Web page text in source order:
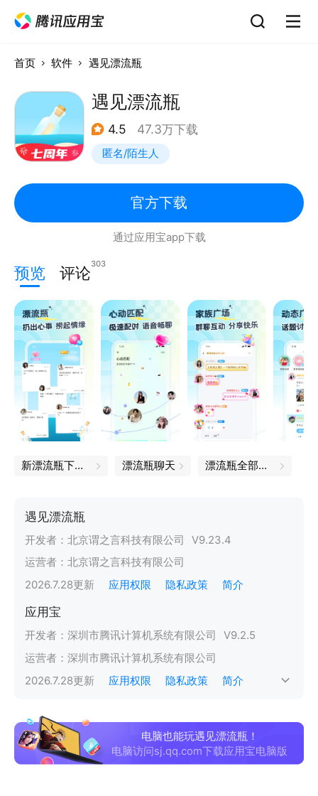
首页 软件 遇见漂流瓶
遇见漂流瓶
4.5 47.3万下载
匿名/陌生人
官方下载
通过应用宝app下载
预览 评论303
新漂流瓶下载安装 漂流瓶聊天 漂流瓶全部软件
遇见漂流瓶
开发者： 北京谓之言科技有限公司 V9.23.4
运营者： 北京谓之言科技有限公司
2026.7.28更新 应用权限 隐私政策 简介
应用宝
开发者： 深圳市腾讯计算机系统有限公司 V9.2.5
运营者： 深圳市腾讯计算机系统有限公司
2026.7.28更新 应用权限 隐私政策 简介
电脑也能玩遇见漂流瓶！
电脑访问sj.qq.com下载应用宝电脑版